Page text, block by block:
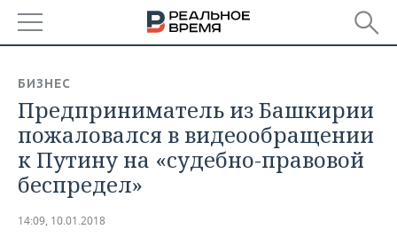
БАШКОРТОСТАН
ТАТАРСТАН
УДМУРТИЯ
НОВОСТИ
АНАЛИТИКА
НОВОСТИ АНАЛИТИКИ
ДЕКЛАРАЦИИ О ДОХОДАХ
ЭКОНОМИКА
НОВОСТИ ЭКОНОМИКИ
ПРОМЫШЛЕННОСТЬ
БИЗНЕС
Предприниматель из Башкирии
пожаловался в видеообращении
к Путину на «судебно-правовой
беспредел»
14:09, 10.01.2018